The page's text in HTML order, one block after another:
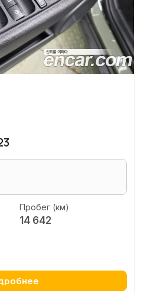
Пробег (км)
14 642